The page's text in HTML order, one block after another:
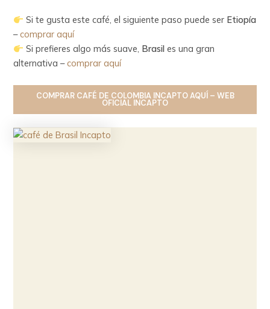
Si te gusta este café, el siguiente paso puede ser Etiopía
–comprar aquí
Si prefieres algo más suave, Brasil es una gran
alternativa –comprar aquí
COMPRAR CAFÉ DE COLOMBIA INCAPTOAQUÍ – WEB
OFICIAL INCAPTO